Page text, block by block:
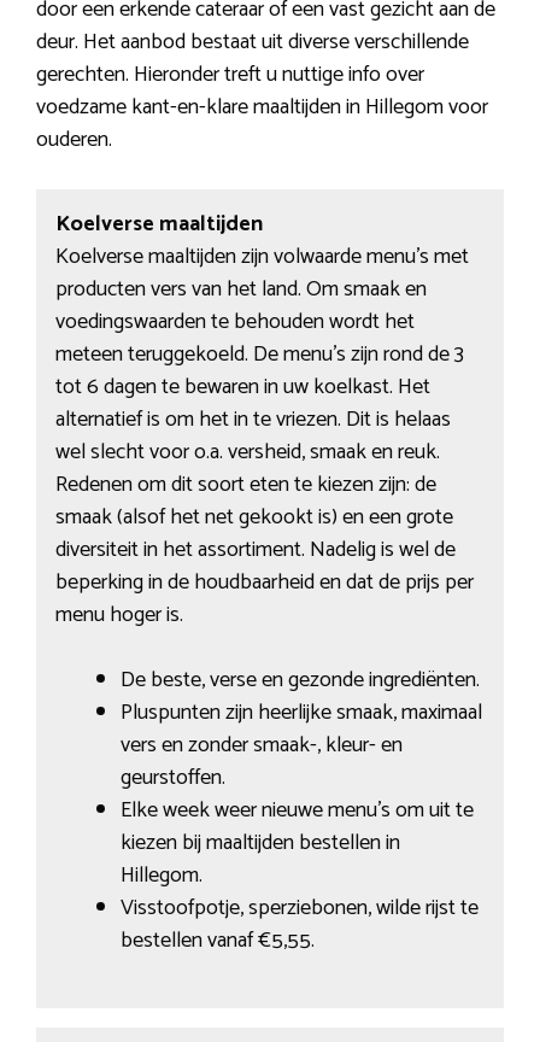
door een erkende cateraar of een vast gezicht aan de
deur. Het aanbod bestaat uit diverse verschillende
gerechten. Hieronder treft u nuttige info over
voedzame kant-en-klare maaltijden in Hillegom voor
ouderen.
Koelverse maaltijden
Koelverse maaltijden zijn volwaarde menu’s met
producten vers van het land. Om smaak en
voedingswaarden te behouden wordt het
meteen teruggekoeld. De menu’s zijn rond de 3
tot 6 dagen te bewaren in uw koelkast. Het
alternatief is om het in te vriezen. Dit is helaas
wel slecht voor o.a. versheid, smaak en reuk.
Redenen om dit soort eten te kiezen zijn: de
smaak (alsof het net gekookt is) en een grote
diversiteit in het assortiment. Nadelig is wel de
beperking in de houdbaarheid en dat de prijs per
menu hoger is.
De beste, verse en gezonde ingrediënten.
Pluspunten zijn heerlijke smaak, maximaal
vers en zonder smaak-, kleur- en
geurstoffen.
Elke week weer nieuwe menu’s om uit te
kiezen bij maaltijden bestellen in
Hillegom.
Visstoofpotje, sperziebonen, wilde rijst te
bestellen vanaf €5,55.